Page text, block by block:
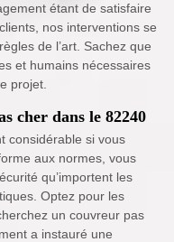
étant de satisfaire
nos interventions se
de l’art. Sachez que
et humains nécessaires
projet.
cher dans le 82240
considérable si vous
aux normes, vous
qu’importent les
Optez pour les
un couvreur pas
a instauré une